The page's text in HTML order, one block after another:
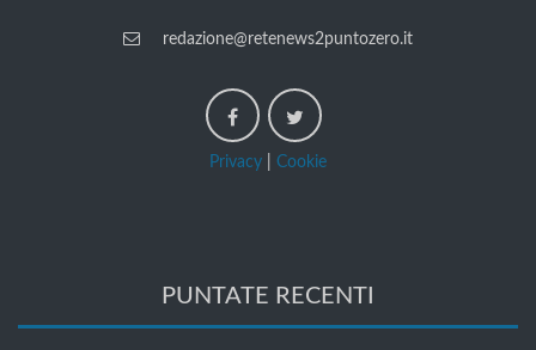
redazione@retenews2puntozero.it
Privacy Cookie
PUNTATE RECENTI